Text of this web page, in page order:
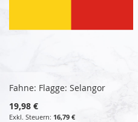
Fahne: Flagge: Selangor
19,98 €
16,79 €